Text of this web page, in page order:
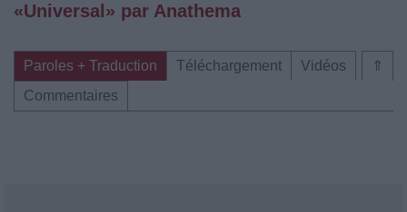
«Universal» par Anathema
⇑
Paroles + Traduction Téléchargement
Vidéos
Commentaires